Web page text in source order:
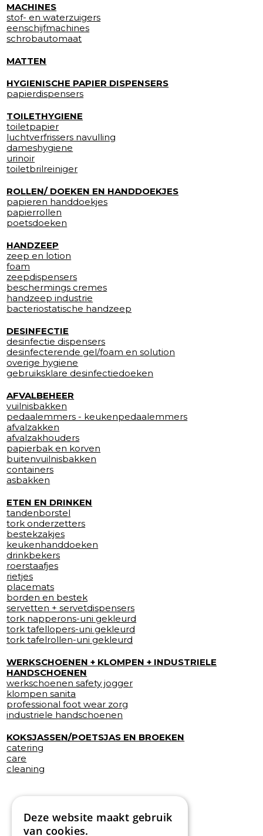
MACHINES
stof- en waterzuigers
eenschijfmachines
schrobautomaat
MATTEN
HYGIENISCHE PAPIER DISPENSERS
papierdispensers
TOILETHYGIENE
toiletpapier
luchtverfrissers navulling
dameshygiene
urinoir
toiletbrilreiniger
ROLLEN/ DOEKEN EN HANDDOEKJES
papieren handdoekjes
papierrollen
poetsdoeken
HANDZEEP
zeep en lotion
foam
zeepdispensers
beschermings cremes
handzeep industrie
bacteriostatische handzeep
DESINFECTIE
desinfectie dispensers
desinfecterende gel/foam en solution
overige hygiene
gebruiksklare desinfectiedoeken
AFVALBEHEER
vuilnisbakken
pedaalemmers - keukenpedaalemmers
afvalzakken
afvalzakhouders
papierbak en korven
buitenvuilnisbakken
containers
asbakken
ETEN EN DRINKEN
tandenborstel
tork onderzetters
bestekzakjes
keukenhanddoeken
drinkbekers
roerstaafjes
rietjes
placemats
borden en bestek
servetten + servetdispensers
tork napperons-uni gekleurd
tork tafellopers-uni gekleurd
tork tafelrollen-uni gekleurd
WERKSCHOENEN + KLOMPEN + INDUSTRIELE
HANDSCHOENEN
werkschoenen safety jogger
klompen sanita
professional foot wear zorg
industriele handschoenen
KOKSJASSEN/POETSJAS EN BROEKEN
catering
care
cleaning
Deze website maakt gebruik
van cookies.